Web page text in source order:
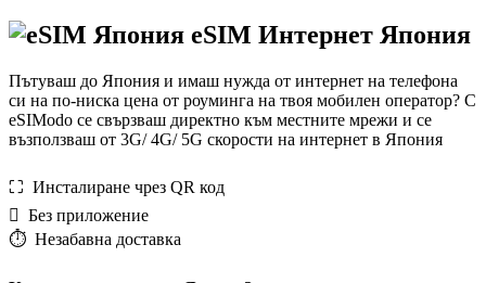
eSIM Интернет Япония
Пътуваш до Япония и имаш нужда от интернет на телефона
си на по-ниска цена от роуминга на твоя мобилен оператор? С
eSIModo се свързваш директно към местните мрежи и се
възползваш от 3G/ 4G/ 5G скорости на интернет в Япония
⛶️️ Инсталиране чрез QR код
️ Без приложение
⏱️️ Незабавна доставка